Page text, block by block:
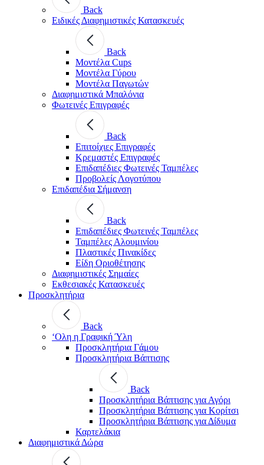
Back
Ειδικές Διαφημιστικές Κατασκευές
Back
Μοντέλα Cups
Μοντέλα Γύρου
Μοντέλα Παγωτών
Διαφημιστικά Μπαλόνια
Φωτεινές Επιγραφές
Back
Επιτοίχιες Επιγραφές
Κρεμαστές Επιγραφές
Επιδαπέδιες Φωτεινές Ταμπέλες
Προβολείς Λογοτύπου
Επιδαπέδια Σήμανση
Back
Επιδαπέδιες Φωτεινές Ταμπέλες
Ταμπέλες Αλουμινίου
Πλαστικές Πινακίδες
Είδη Οριοθέτησης
Διαφημιστικές Σημαίες
Εκθεσιακές Κατασκευές
Προσκλητήρια
Back
‘Ολη η Γραφική Ύλη
Προσκλητήρια Γάμου
Προσκλητήρια Βάπτισης
Back
Προσκλητήρια Βάπτισης για Αγόρι
Προσκλητήρια Βάπτισης για Κορίτσι
Προσκλητήρια Βάπτισης για Δίδυμα
Καρτελάκια
Διαφημιστικά Δώρα